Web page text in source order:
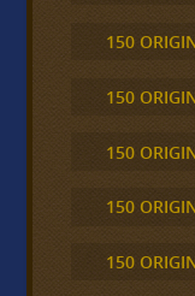
150
150
150
150
150